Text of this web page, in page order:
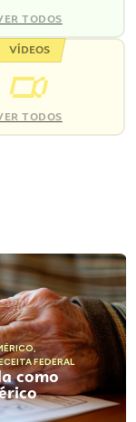
TODOS
VÍDEOS
TODOS
,
FEDERAL
como